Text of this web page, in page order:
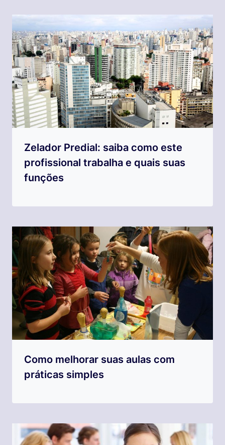
Zelador Predial: saiba como este
profissional trabalha e quais suas
funções
Como melhorar suas aulas com
práticas simples